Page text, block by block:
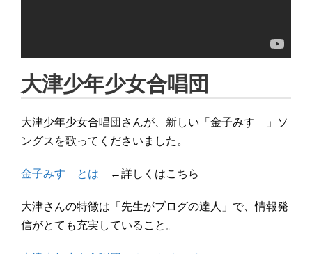
大津少年少女合唱団
大津少年少女合唱団さんが、新しい「金子みすゞ」ソ
ングスを歌ってくださいました。
金子みすゞとは ←詳しくはこちら
大津さんの特徴は「先生がブログの達人」で、情報発
信がとても充実していること。